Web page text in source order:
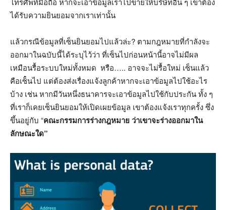
ได้รับความยินยอมจากเราเท่านั้น
แล้วกรณีข้อมูลที่เซ็นยินยอมไปแล้วล่ะ? ตามกฎหมายที่กำลังจะ
ออกมาในฉบับนี้ได้ระบุไว้ว่า ที่เซ็นไปก่อนหน้านี้อาจไม่มีผล
เหมือนรื้อระบบใหม่ทั้งหมด หรือ….. อาจจะไม่รื้อใหม่ เซ็นแล้ว
คือเซ็๋นไป แต่ต้องส่งเรื่องแจ้งลูกค้าหากจะเอาข้อมูลไปใช้อะไร
บ้าง เช่น หากมีวันหนึ่งธนาคารจะเอาข้อมูลไปใช้กับประกัน ทั้ง ๆ
ที่เราก็เคยเซ็นยินยอมให้เปิดเผยข้อมูล เขาต้องแจ้งเราทุกครั้ง ซึ่ง
ขึ้นอยู่กับ “คณะกรรมการร่างกฎหมาย ว่าเขาจะร่างออกมาใน
ลักษณะใด”